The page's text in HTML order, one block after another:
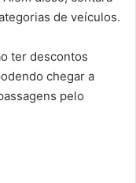
de veículos.
ter descontos
chegar a
pelo